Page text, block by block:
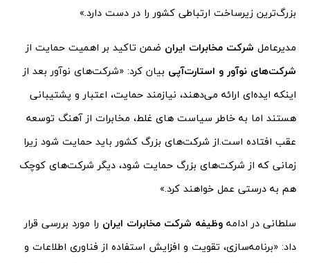
بزرگ‌ترین زیرساخت ارتباطی کشور را در دست دارد.»
مدیرعامل شرکت مخابرات ایران ضمن تاکید بر اهمیت حمایت از
شرکت‌های نوآور و استارت‌آپی بیان کرد: «شرکت‌های نوآور بعد از
اینکه ایده‌ای ارائه می‌دهند، نیازمند حمایت، اعتبار و پشتیبانی
هستند اما به خاطر سیاست های غلط، مخابرات از آهنگ توسعه
عقب افتاده است.از شرکت‌های بزرگ کشور باید حمایت شود زیرا
زمانی که از شرکت‌های بزرگ حمایت شود، دیگر شرکت‌های کوچک
هم به درستی عمل خواهند کرد.»
سلطانی در ادامه وظیفه شرکت مخابرات ایران را مورد بررسی قرار
داد: «برنامه‌سازی، تقویت و افزایش استفاده از فناوری اطلاعات و